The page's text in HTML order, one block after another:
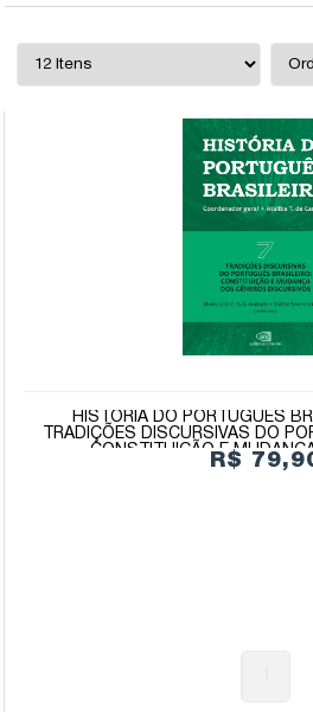
HISTÓRIA DO PORTUGUÊS
TRADIÇÕES DISCURSIVAS DO
CONSTITUIÇÃO E
R$